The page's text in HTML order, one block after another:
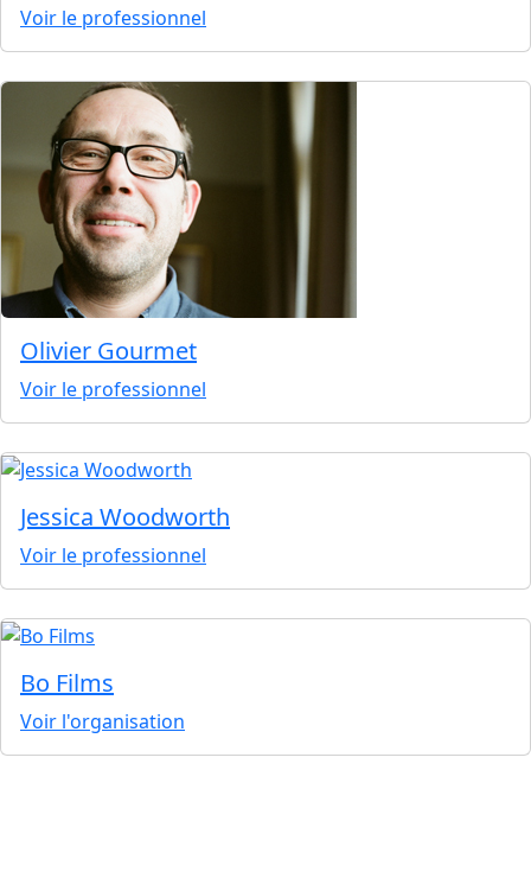
Voir le professionnel
Olivier Gourmet
Voir le professionnel
Jessica Woodworth
Voir le professionnel
Bo Films
Voir l'organisation